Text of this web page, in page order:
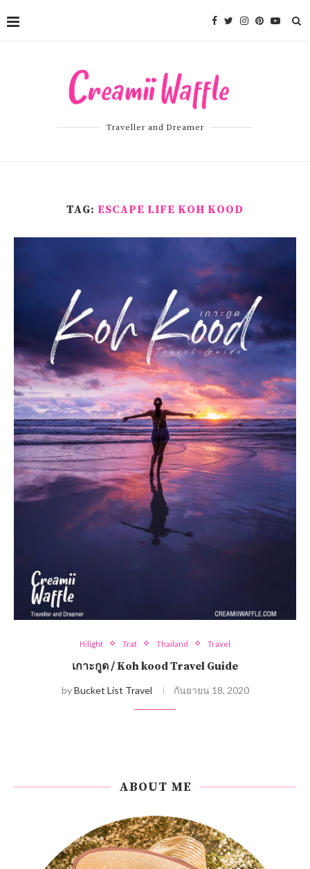
Traveller and Dreamer
TAG: ESCAPE LIFE KOH KOOD
Hilight Trat Thailand Travel
เกาะกูด / Koh kood Travel Guide
byBucket List Travel กันยายน 18, 2020
ABOUT ME